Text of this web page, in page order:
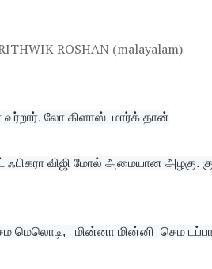
லோ கிளாஸ்  மார்க் தான்
விஜி மோல் அமையான அழகு.
மெலொடி,   மின்னா மின்னி  செம